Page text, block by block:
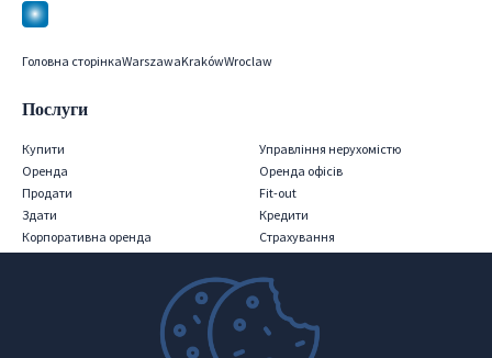
Головна сторінкаWarszawaKrakówWroclaw
Послуги
Купити
Оренда
Продати
Здати
Корпоративна оренда
Iнвестиції
Управління нерухомістю
Оренда офісів
Fit-out
Кредити
Страхування
Релокація
Послуги для консультантів
Міжнародна нерухомість
Нерухомість Поза Ринком
Інвестиційна нерухомість